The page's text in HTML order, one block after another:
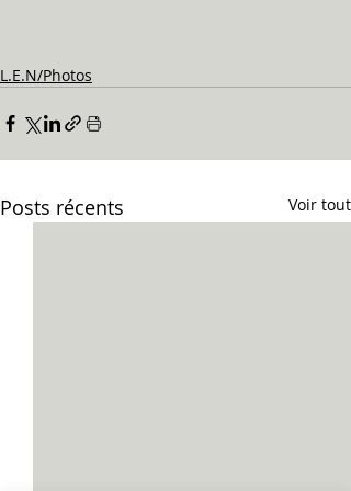
L.E.N/Photos
Posts récents Voir tout